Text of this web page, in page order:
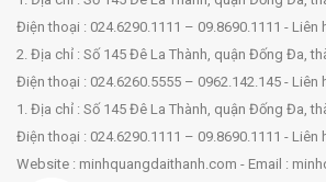
Điện thoại : 024.6290.1111 – 09.8690.1111 - Liên
2. Địa chỉ : Số 145 Đê La Thành, quận Đống Đa,
Điện thoại : 024.6260.5555 – 0962.142.145 - Liên
1. Địa chỉ : Số 145 Đê La Thành, quận Đống Đa,
Điện thoại : 024.6290.1111 – 09.8690.1111 - Liên
Website : minhquangdaithanh.com - Email :